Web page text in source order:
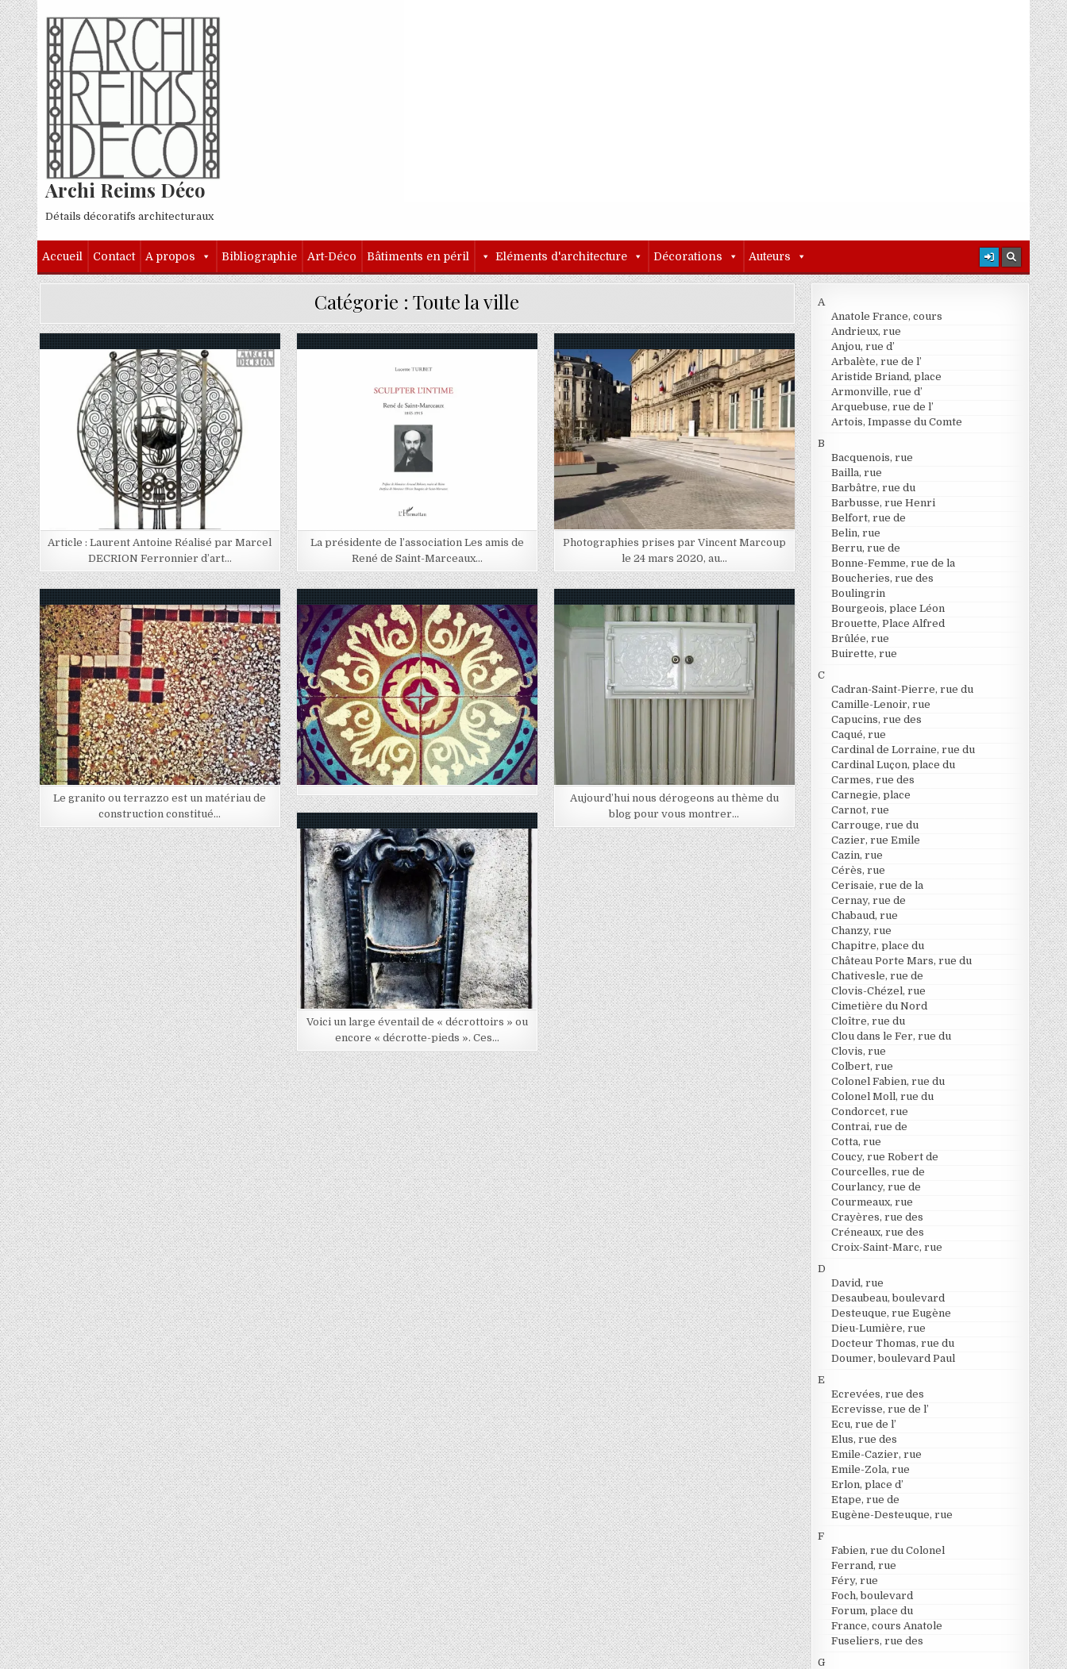
Skip to content
Archi Reims Déco
Détails décoratifs architecturaux
Accueil Contact A propos Bibliographie Art-Déco Bâtiments en péril Eléments d'architecture Décorations Auteurs
Catégorie :Toute la ville
Posted in
Article : Laurent Antoine Réalisé par Marcel
DECRION Ferronnier d’art…
Posted in
La présidente de l’association Les amis de
René de Saint-Marceaux…
Posted in
Photographies prises par Vincent Marcoup
le 24 mars 2020, au…
Posted in
Le granito ou terrazzo est un matériau de
construction constitué…
Posted in Posted in
Aujourd’hui nous dérogeons au thème du
blog pour vous montrer…
Posted in
Voici un large éventail de « décrottoirs » ou
encore « décrotte-pieds ». Ces…
A
Anatole France, cours
Andrieux, rue
Anjou, rue d’
Arbalète, rue de l’
Aristide Briand, place
Armonville, rue d’
Arquebuse, rue de l’
Artois, Impasse du Comte
B
Bacquenois, rue
Bailla, rue
Barbâtre, rue du
Barbusse, rue Henri
Belfort, rue de
Belin, rue
Berru, rue de
Bonne-Femme, rue de la
Boucheries, rue des
Boulingrin
Bourgeois, place Léon
Brouette, Place Alfred
Brûlée, rue
Buirette, rue
C
Cadran-Saint-Pierre, rue du
Camille-Lenoir, rue
Capucins, rue des
Caqué, rue
Cardinal de Lorraine, rue du
Cardinal Luçon, place du
Carmes, rue des
Carnegie, place
Carnot, rue
Carrouge, rue du
Cazier, rue Emile
Cazin, rue
Cérès, rue
Cerisaie, rue de la
Cernay, rue de
Chabaud, rue
Chanzy, rue
Chapitre, place du
Château Porte Mars, rue du
Chativesle, rue de
Clovis-Chézel, rue
Cimetière du Nord
Cloître, rue du
Clou dans le Fer, rue du
Clovis, rue
Colbert, rue
Colonel Fabien, rue du
Colonel Moll, rue du
Condorcet, rue
Contrai, rue de
Cotta, rue
Coucy, rue Robert de
Courcelles, rue de
Courlancy, rue de
Courmeaux, rue
Crayères, rue des
Créneaux, rue des
Croix-Saint-Marc, rue
D
David, rue
Desaubeau, boulevard
Desteuque, rue Eugène
Dieu-Lumière, rue
Docteur Thomas, rue du
Doumer, boulevard Paul
E
Ecrevées, rue des
Ecrevisse, rue de l’
Ecu, rue de l’
Elus, rue des
Emile-Cazier, rue
Emile-Zola, rue
Erlon, place d’
Etape, rue de
Eugène-Desteuque, rue
F
Fabien, rue du Colonel
Ferrand, rue
Féry, rue
Foch, boulevard
Forum, place du
France, cours Anatole
Fuseliers, rue des
G